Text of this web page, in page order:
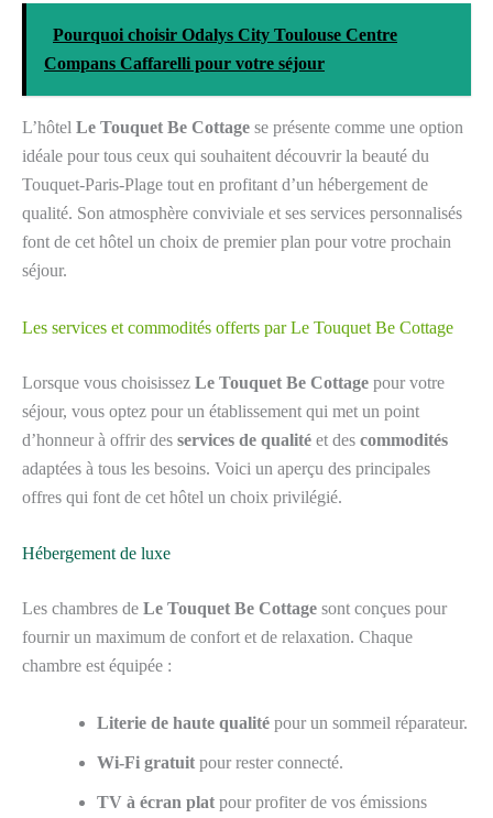
Pourquoi choisir Odalys City Toulouse Centre
Compans Caffarelli pour votre séjour
L’hôtel Le Touquet Be Cottage se présente comme une option
idéale pour tous ceux qui souhaitent découvrir la beauté du
Touquet-Paris-Plage tout en profitant d’un hébergement de
qualité. Son atmosphère conviviale et ses services personnalisés
font de cet hôtel un choix de premier plan pour votre prochain
séjour.
Les services et commodités offerts par Le Touquet Be Cottage
Lorsque vous choisissez Le Touquet Be Cottage pour votre
séjour, vous optez pour un établissement qui met un point
d’honneur à offrir des services de qualité et des commodités
adaptées à tous les besoins. Voici un aperçu des principales
offres qui font de cet hôtel un choix privilégié.
Hébergement de luxe
Les chambres de Le Touquet Be Cottage sont conçues pour
fournir un maximum de confort et de relaxation. Chaque
chambre est équipée :
Literie de haute qualité pour un sommeil réparateur.
Wi-Fi gratuit pour rester connecté.
TV à écran plat pour profiter de vos émissions